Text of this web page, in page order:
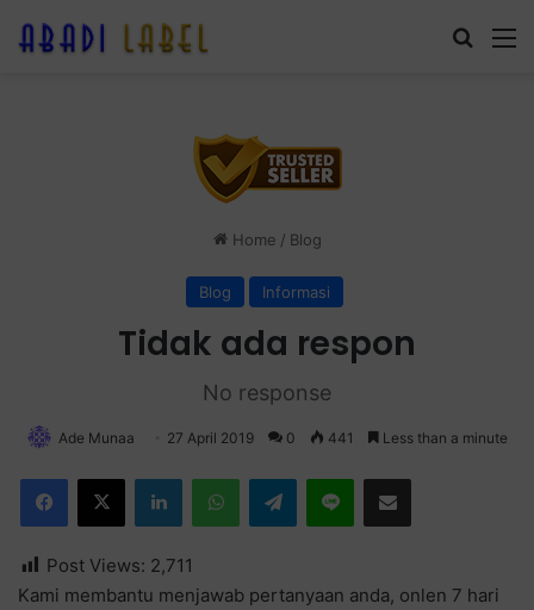
Home / Blog
Blog Informasi
Tidak ada respon
No response
Ade Munaa 27 April 2019 0 441 Less than a minute
Telegram
Post Views: 2,711
Kami membantu menjawab pertanyaan anda, onlen 7 hari